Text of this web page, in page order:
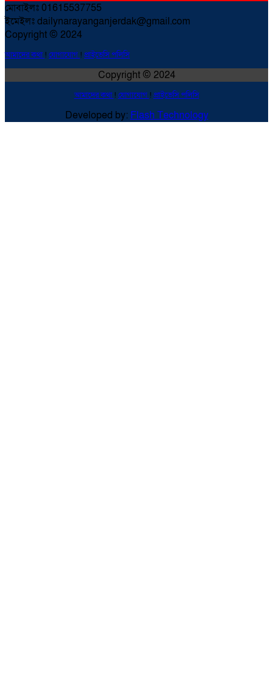
মোবাইলঃ 01615537755
ইমেইলঃ dailynarayanganjerdak@gmail.com
Copyright © 2024
আমাদের কথা! যোগাযোগ ! প্রাইভেসি পলিসি
Copyright © 2024
আমাদের কথা! যোগাযোগ ! প্রাইভেসি পলিসি
Developed by: Flash Technology